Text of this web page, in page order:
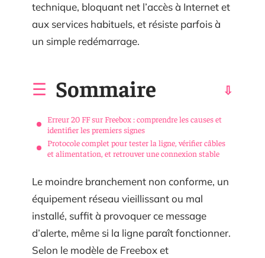
technique, bloquant net l’accès à Internet et
aux services habituels, et résiste parfois à
un simple redémarrage.
Sommaire
Erreur 20 FF sur Freebox : comprendre les causes et
identifier les premiers signes
Protocole complet pour tester la ligne, vérifier câbles
et alimentation, et retrouver une connexion stable
Le moindre branchement non conforme, un
équipement réseau vieillissant ou mal
installé, suffit à provoquer ce message
d’alerte, même si la ligne paraît fonctionner.
Selon le modèle de Freebox et